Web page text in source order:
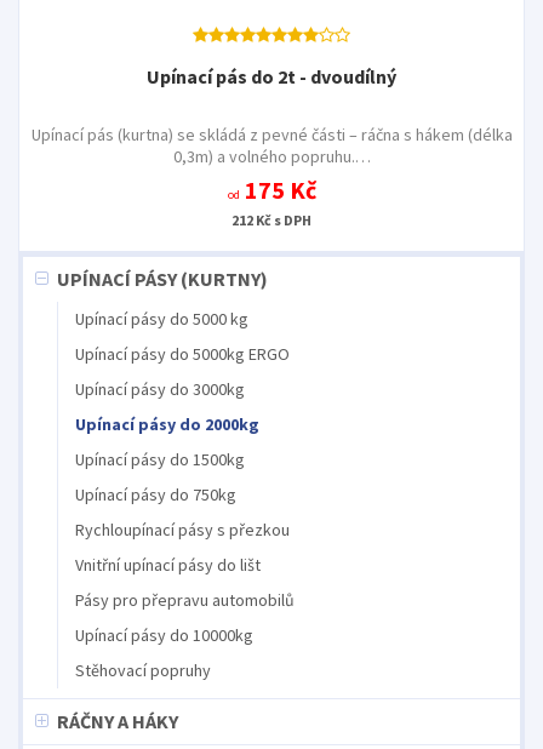
Upínací pás do 2t - dvoudílný
Upínací pás (kurtna) se skládá z pevné části – ráčna s hákem (délka
0,3m) a volného popruhu.…
od 175 Kč
212 Kč s DPH
UPÍNACÍ PÁSY (KURTNY)
Upínací pásy do 5000 kg
Upínací pásy do 5000kg ERGO
Upínací pásy do 3000kg
Upínací pásy do 2000kg
Upínací pásy do 1500kg
Upínací pásy do 750kg
Rychloupínací pásy s přezkou
Vnitřní upínací pásy do lišt
Pásy pro přepravu automobilů
Upínací pásy do 10000kg
Stěhovací popruhy
RÁČNY A HÁKY